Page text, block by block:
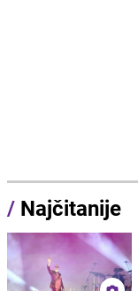
/ Najčitanije